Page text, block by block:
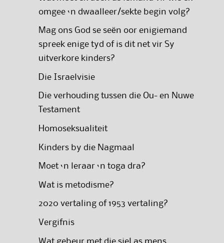
omgee ‘n dwaalleer/sekte begin volg?
Mag ons God se seën oor enigiemand
spreek enige tyd of is dit net vir Sy
uitverkore kinders?
Die Israelvisie
Die verhouding tussen die Ou- en Nuwe
Testament
Homoseksualiteit
Kinders by die Nagmaal
Moet ‘n leraar ‘n toga dra?
Wat is metodisme?
2020 vertaling of 1953 vertaling?
Vergifnis
Wat gebeur met die siel as mens